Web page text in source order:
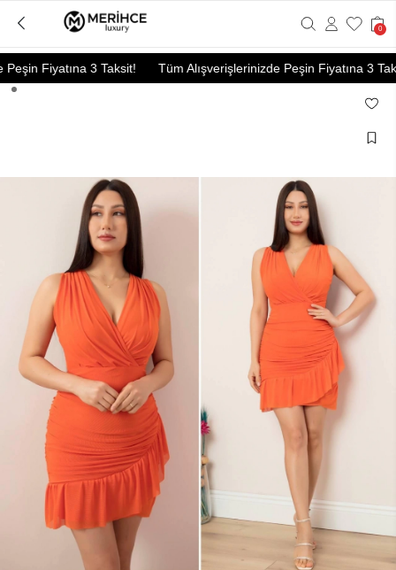
Fiyatına 3 Taksit! Tüm Alışverişlerinizde Peşin Fiyatına 3
0